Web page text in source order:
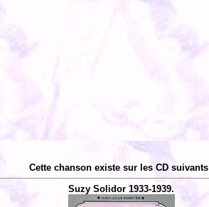
Cette chanson existe sur les CD
Suzy Solidor 1933-1939.